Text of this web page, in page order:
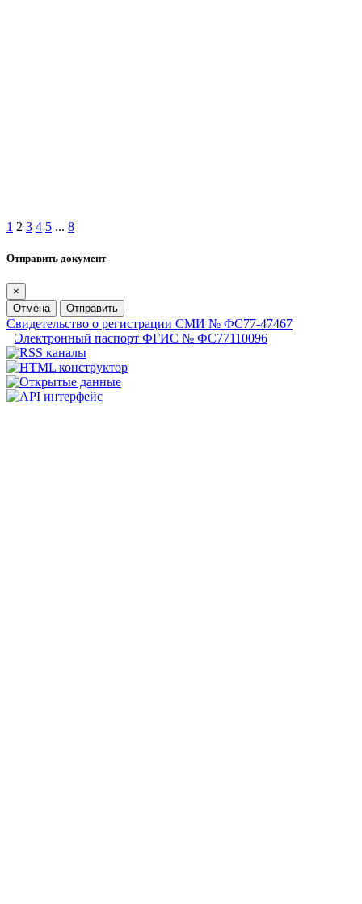
1 2 3 4 5 ... 8
Отправить документ
×
Отмена
Отправить
Свидетельство о регистрации СМИ № ФС77-47467
Электронный паспорт ФГИС № ФС77110096